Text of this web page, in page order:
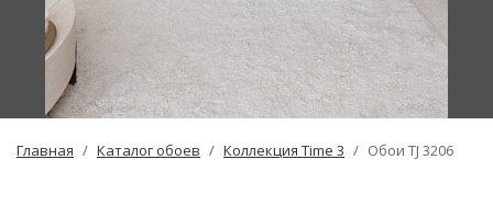
Главная Каталог обоев Коллекция Time 3 Обои TJ 3206